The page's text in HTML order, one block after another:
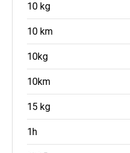
10 kg
10 km
10kg
10km
15 kg
1h